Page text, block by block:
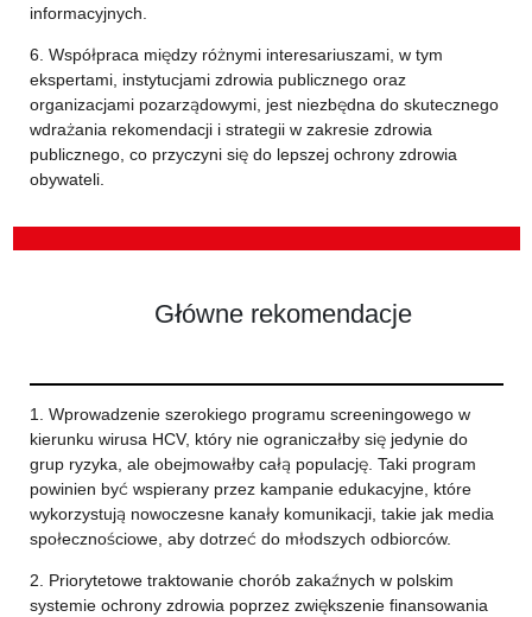
informacyjnych.
6. Współpraca między różnymi interesariuszami, w tym
ekspertami, instytucjami zdrowia publicznego oraz
organizacjami pozarządowymi, jest niezbędna do skutecznego
wdrażania rekomendacji i strategii w zakresie zdrowia
publicznego, co przyczyni się do lepszej ochrony zdrowia
obywateli.
Główne rekomendacje
1. Wprowadzenie szerokiego programu screeningowego w
kierunku wirusa HCV, który nie ograniczałby się jedynie do
grup ryzyka, ale obejmowałby całą populację. Taki program
powinien być wspierany przez kampanie edukacyjne, które
wykorzystują nowoczesne kanały komunikacji, takie jak media
społecznościowe, aby dotrzeć do młodszych odbiorców.
2. Priorytetowe traktowanie chorób zakaźnych w polskim
systemie ochrony zdrowia poprzez zwiększenie finansowania